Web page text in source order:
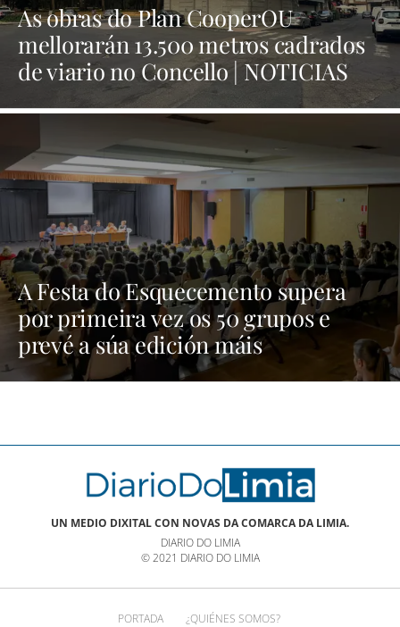
As obras do Plan CooperOU
mellorarán 13.500 metros cadrados
de viario no Concello | NOTICIAS
A Festa do Esquecemento supera
por primeira vez os 50 grupos e
prevé a súa edición máis
multitudinaria | NOTICIAS XINZO
UN MEDIO DIXITAL CON NOVAS DA COMARCA DA LIMIA.
DIARIO DO LIMIA
© 2021 DIARIO DO LIMIA
PORTADA ¿QUIÉNES SOMOS?